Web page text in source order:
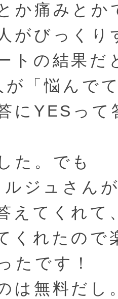
か痛みとか
がびっくり
トの結果だ
「悩んで
にYESって
た。でも
ジュさん
えてくれて
くれたので
たです！
は無料だし